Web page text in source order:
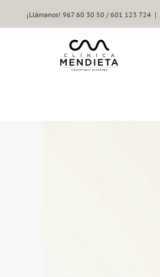
contenido
¡Llámanos! 967 60 30 50 / 601 123 724 |